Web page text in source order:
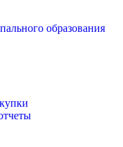
образования